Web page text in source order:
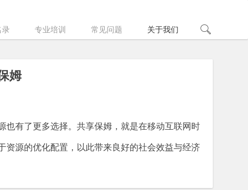
专业培训 常见问题 关于我们
姆
有了更多选择。共享保姆，就是在移动互联网时
源的优化配置，以此带来良好的社会效益与经济